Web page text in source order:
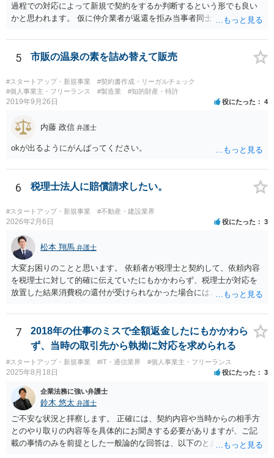
過程での対応によって新規で契約をするか判断するという形でも良い
かと思われます。 仮に仲介業者が返還を拒み当事者同士での解決が困
5 市販の温泉の素を詰め替えて販売
#スタートアップ・新規事業
#契約書作成・リーガルチェック
#個人事業主・フリーランス
#製造業 #知的財産・特許
2019年9月26日 役にたった 4
内藤 政信 弁護士
okが出るようにがんばってください。
6 税理士法人に賠償請求したい。
#スタートアップ・新規事業 #不動産・建設業界
2026年2月6日 役にたった 3
松本 翔馬 弁護士
大変お困りのことと思います。 依頼者が税理士と契約して、依頼内容
を税理士に対して的確に伝えていたにもかかわらず、税理士が対応を
放置した結果消費税の還付が受けられなかった場合には、賠償請求で
あるか否かという問題 ②税理士本人が税務業務をしていなかったとい
う税理士職務の妥当性の問題 ③クライアントが誤って簡易課税届出書
を提出していたところ、税理士が課税方式の確認をしなかった問題 と
いう課題があります。 ①については、 税理士が責任を持つのは契約に
明記された委任事務に限定されるのが原則です。 サービスとして委任
事務外の税務相談に応じた結果、その責任を負う場合もゼロではあり
ませんが、責任追及するハードルはかなり上がります。 ②について
は、 実際上、税理士事務所では事務員が顧客対応することが多いと聞
きます。 そのため、メールに税理士が参加していないことや直接面談
していないことをもって賠償請求の理由とすることは現実問題として
は難しい可能性があります。 ③については、 税理士が、契約上の委任
事務外の税務相談をサービスで実施していた場合は、税理士側から積
7
2018年の仕事のミスで全額返金したにもかかわら
ず、当時の取引先から執拗に対応を求められる
#スタートアップ・新規事業 #IT・通信業界 #個人事業主・フリーランス
2025年8月18日 役にたった 3
企業法務に強い弁護士
鈴木 悠太 弁護士
ご不安な状況と拝察します。 正確には、契約内容や当時からの相手方
とのやり取りの内容等を具体的にお聞きする必要がありますが、ご記
載の事情のみを前提とした一般論的な回答は、以下のとおりです。 ①